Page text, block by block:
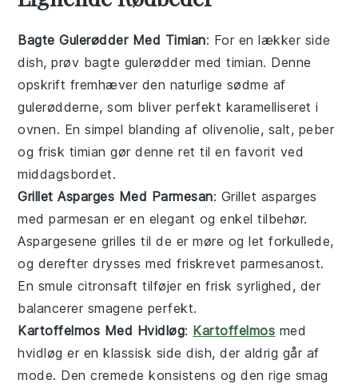
Bagte Gulerødder Med Timian: For en lækker side
dish, prøv bagte gulerødder med timian. Denne
opskrift fremhæver den naturlige sødme af
gulerødderne, som bliver perfekt karamelliseret i
ovnen. En simpel blanding af olivenolie, salt, peber
og frisk timian gør denne ret til en favorit ved
middagsbordet.
Grillet Asparges Med Parmesan: Grillet asparges
med parmesan er en elegant og enkeltilbehør.
Aspargesene grilles til de er møre og let forkullede,
og derefter drysses med friskrevet parmesanost.
En smule citronsaft tilføjer en frisk syrlighed, der
balancerer smagene perfekt.
Kartoffelmos Med Hvidløg: Kartoffelmos med
hvidløg er en klassisk side dish, der aldrig går af
mode. Den cremede konsistens og den rige smag